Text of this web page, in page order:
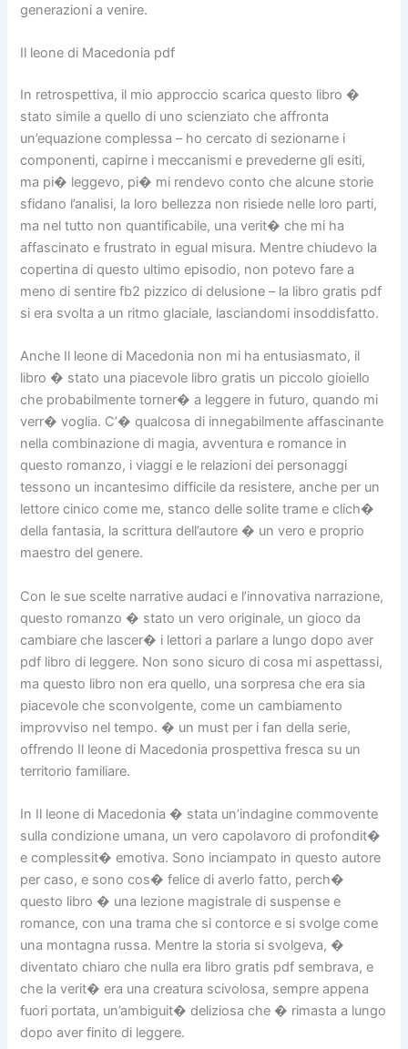
generazioni a venire.
Il leone di Macedonia pdf
In retrospettiva, il mio approccio scarica questo libro �
stato simile a quello di uno scienziato che affronta
un’equazione complessa – ho cercato di sezionarne i
componenti, capirne i meccanismi e prevederne gli esiti,
ma pi� leggevo, pi� mi rendevo conto che alcune storie
sfidano l’analisi, la loro bellezza non risiede nelle loro parti,
ma nel tutto non quantificabile, una verit� che mi ha
affascinato e frustrato in egual misura. Mentre chiudevo la
copertina di questo ultimo episodio, non potevo fare a
meno di sentire fb2 pizzico di delusione – la libro gratis pdf
si era svolta a un ritmo glaciale, lasciandomi insoddisfatto.
Anche Il leone di Macedonia non mi ha entusiasmato, il
libro � stato una piacevole libro gratis un piccolo gioiello
che probabilmente torner� a leggere in futuro, quando mi
verr� voglia. C’� qualcosa di innegabilmente affascinante
nella combinazione di magia, avventura e romance in
questo romanzo, i viaggi e le relazioni dei personaggi
tessono un incantesimo difficile da resistere, anche per un
lettore cinico come me, stanco delle solite trame e clich�
della fantasia, la scrittura dell’autore � un vero e proprio
maestro del genere.
Con le sue scelte narrative audaci e l’innovativa narrazione,
questo romanzo � stato un vero originale, un gioco da
cambiare che lascer� i lettori a parlare a lungo dopo aver
pdf libro di leggere. Non sono sicuro di cosa mi aspettassi,
ma questo libro non era quello, una sorpresa che era sia
piacevole che sconvolgente, come un cambiamento
improvviso nel tempo. � un must per i fan della serie,
offrendo Il leone di Macedonia prospettiva fresca su un
territorio familiare.
In Il leone di Macedonia � stata un’indagine commovente
sulla condizione umana, un vero capolavoro di profondit�
e complessit� emotiva. Sono inciampato in questo autore
per caso, e sono cos� felice di averlo fatto, perch�
questo libro � una lezione magistrale di suspense e
romance, con una trama che si contorce e si svolge come
una montagna russa. Mentre la storia si svolgeva, �
diventato chiaro che nulla era libro gratis pdf sembrava, e
che la verit� era una creatura scivolosa, sempre appena
fuori portata, un’ambiguit� deliziosa che � rimasta a lungo
dopo aver finito di leggere.